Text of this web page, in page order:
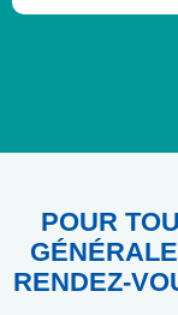
POUR
RENDEZ-